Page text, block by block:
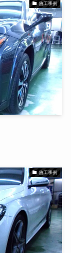
施工事例
施工事例